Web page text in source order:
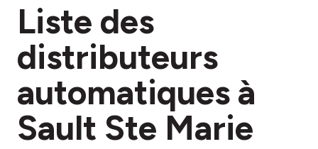
section des frais
Liste des
distributeurs
automatiques à
Sault Ste Marie